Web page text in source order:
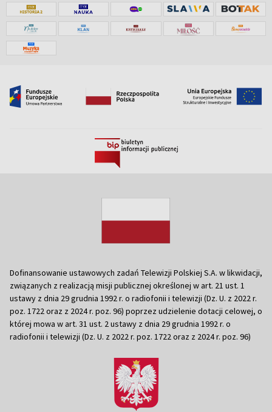
Dofinansowanie ustawowych zadań Telewizji Polskiej S.A. w likwidacji,
związanych z realizacją misji publicznej określonej w art. 21 ust. 1
ustawy z dnia 29 grudnia 1992 r. o radiofonii i telewizji (Dz. U. z 2022 r.
poz. 1722 oraz z 2024 r. poz. 96) poprzez udzielenie dotacji celowej, o
której mowa w art. 31 ust. 2 ustawy z dnia 29 grudnia 1992 r. o
radiofonii i telewizji (Dz. U. z 2022 r. poz. 1722 oraz z 2024 r. poz. 96)